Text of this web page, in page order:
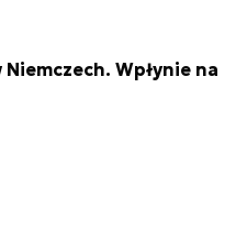
Wpłynie na